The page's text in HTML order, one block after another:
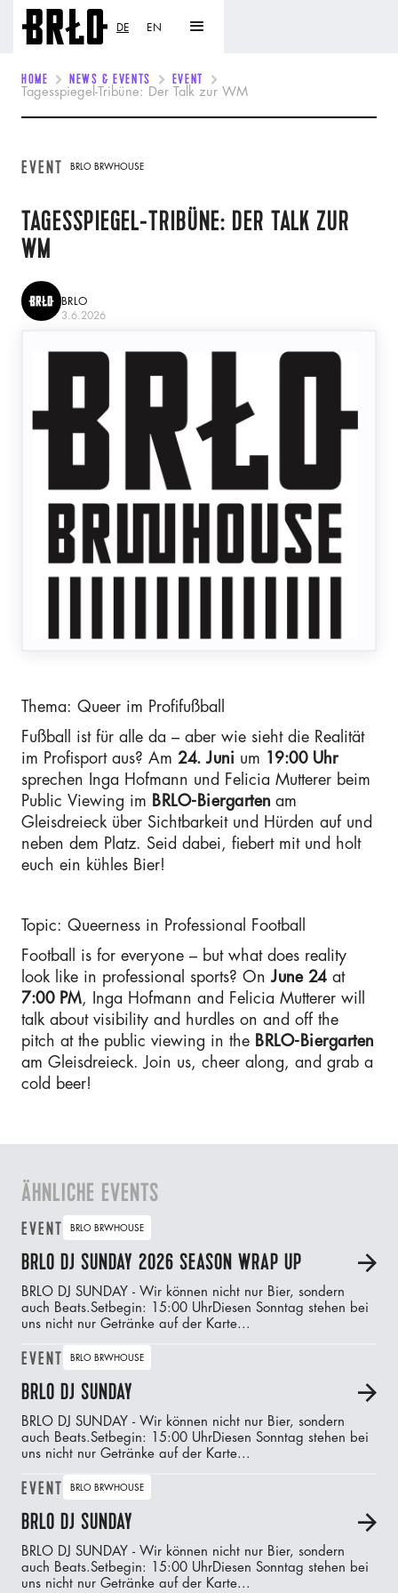
DE EN
HOME NEWS & EVENTS EVENT
Tagesspiegel-Tribüne: Der Talk zur WM
EVENT BRLO BRWHOUSE
TAGESSPIEGEL-TRIBÜNE: DER TALK ZUR
WM
BRLO
3.6.2026
Thema: Queer im Profifußball
Fußball ist für alle da – aber wie sieht die Realität
im Profisport aus? Am 24. Juni um
19:00 Uhr
sprechen Inga Hofmann und Felicia Mutterer beim
Public Viewing im BRLO-Biergarten am
Gleisdreieck über Sichtbarkeit und Hürden auf und
neben dem Platz. Seid dabei, fiebert mit und holt
euch ein kühles Bier!
Topic: Queerness in Professional Football
Football is for everyone – but what does reality
look like in professional sports? OnJune 24at
7:00 PM, Inga Hofmann and Felicia Mutterer will
talk about visibility and hurdles on and off the
pitch at the public viewing in the BRLO-Biergarten
am Gleisdreieck. Join us, cheer along, and grab a
cold beer!
ÄHNLICHE EVENTS
EVENT BRLO BRWHOUSE
BRLO DJ SUNDAY 2026 SEASON WRAP UP A
BRLO DJ SUNDAY - Wir können nicht nur Bier, sondern
auch Beats.‍Setbegin: 15:00 UhrDiesen Sonntag stehen bei
uns nicht nur Getränke auf der Karte...
EVENT BRLO BRWHOUSE
BRLO DJ SUNDAY A
BRLO DJ SUNDAY - Wir können nicht nur Bier, sondern
auch Beats.‍Setbegin: 15:00 UhrDiesen Sonntag stehen bei
uns nicht nur Getränke auf der Karte...
EVENT BRLO BRWHOUSE
BRLO DJ SUNDAY A
BRLO DJ SUNDAY - Wir können nicht nur Bier, sondern
auch Beats.‍Setbegin: 15:00 UhrDiesen Sonntag stehen bei
uns nicht nur Getränke auf der Karte...